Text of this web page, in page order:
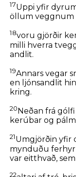
17Uppi yfir
öllum veggnum
18voru gjörðir
milli hverra
andlit.
19Annars vegar
en ljónsandlit
kring.
20 Neðan frá
kerúbar og
21Umgjörðin yfir
mynduðu
var eitthvað,
22